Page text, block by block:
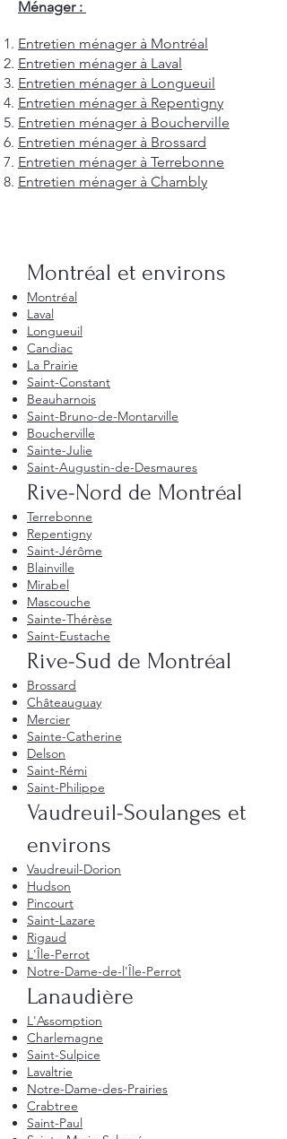
Ménager :
Entretien ménager à Montréal
Entretien ménager à Laval
Entretien ménager à Longueuil
Entretien ménager à Repentigny
Entretien ménager à Boucherville
Entretien ménager à Brossard
Entretien ménager à Terrebonne
Entretien ménager à Chambly
Montréal et environs
Montréal
Laval
Longueuil
Candiac
La Prairie
Saint-Constant
Beauharnois
Saint-Bruno-de-Montarville
Boucherville
Sainte-Julie
Saint-Augustin-de-Desmaures
Rive-Nord de Montréal
Terrebonne
Repentigny
Saint-Jérôme
Blainville
Mirabel
Mascouche
Sainte-Thérèse
Saint-Eustache
Rive-Sud de Montréal
Brossard
Châteauguay
Mercier
Sainte-Catherine
Delson
Saint-Rémi
Saint-Philippe
Vaudreuil-Soulanges et
environs
Vaudreuil-Dorion
Hudson
Pincourt
Saint-Lazare
Rigaud
L'Île-Perrot
Notre-Dame-de-l'Île-Perrot
Lanaudière
L'Assomption
Charlemagne
Saint-Sulpice
Lavaltrie
Notre-Dame-des-Prairies
Crabtree
Saint-Paul